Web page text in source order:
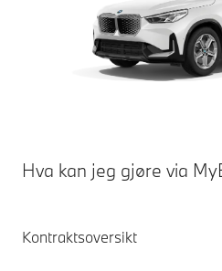
Hva kan jeg gjøre via
Kontraktsoversikt